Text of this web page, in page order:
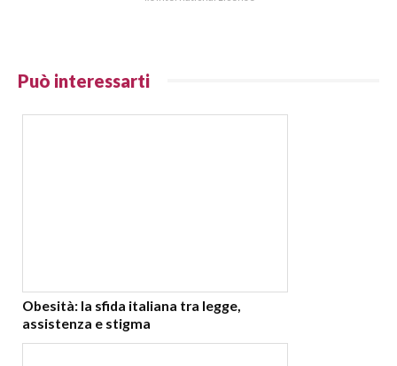
Può interessarti
Obesità: la sfida italiana tra legge,
assistenza e stigma